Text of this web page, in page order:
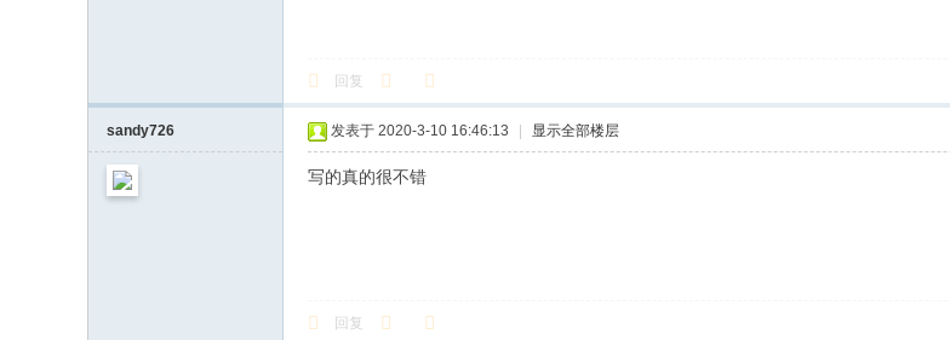
回复
sandy726 发表于 2020-3-10 16:46:13 显示全部楼层
写的真的很不错
回复